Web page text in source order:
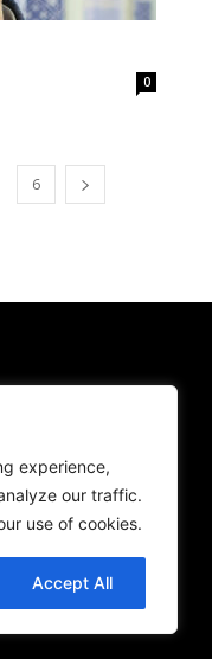
experience,
our traffic.
use of cookies.
Accept All
0
6